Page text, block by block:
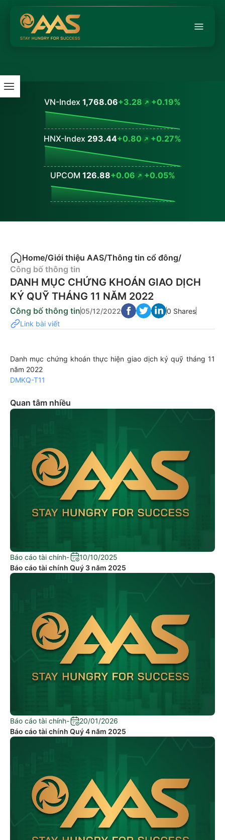
VN-Index 1,768.06+3.28 +0.19%
HNX-Index 293.44+0.80 +0.27%
UPCOM 126.88+0.06 +0.05%
Home/Giới thiệu AAS/Thông tin cổ đông/
Công bố thông tin
DANH MỤC CHỨNG KHOÁN GIAO DỊCH
KÝ QUỸ THÁNG 11 NĂM 2022
Công bố thông tin05/12/2022
0 Shares
Link bài viết
Danh mục chứng khoán thực hiện giao dịch ký quỹ tháng 11
năm 2022
DMKQ-T11
Quan tâm nhiều
Báo cáo tài chính-
10/10/2025
Báo cáo tài chính Quý 3 năm 2025
Báo cáo tài chính-
20/01/2026
Báo cáo tài chính Quý 4 năm 2025